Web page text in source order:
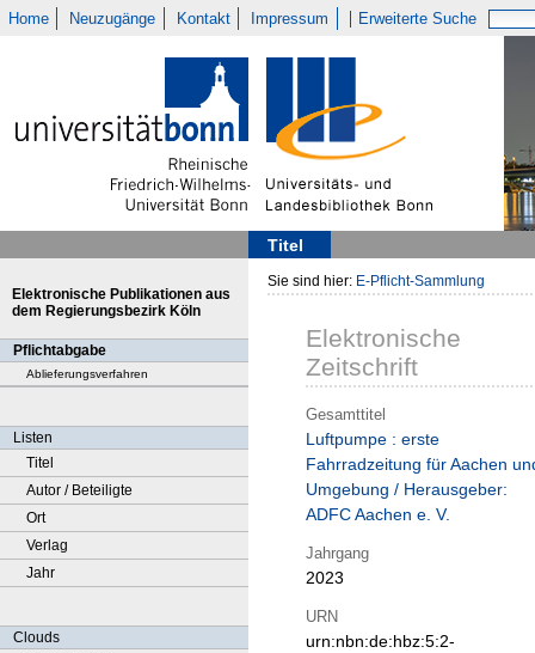
Home Neuzugänge Kontakt Impressum Erweiterte Suche
Titel
Elektronische Publikationen aus
dem Regierungsbezirk Köln
Pflichtabgabe
Ablieferungsverfahren
Listen
Titel
Autor / Beteiligte
Ort
Verlag
Jahr
Clouds
Sie sind hier: E-Pflicht-Sammlung
Elektronische
Zeitschrift
Gesamttitel
Luftpumpe : erste
Fahrradzeitung für Aachen
Umgebung / Herausgeber:
ADFC Aachen e. V.
Jahrgang
2023
URN
urn:nbn:de:hbz:5:2-